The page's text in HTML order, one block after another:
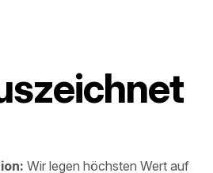
Wir legen höchsten Wert auf